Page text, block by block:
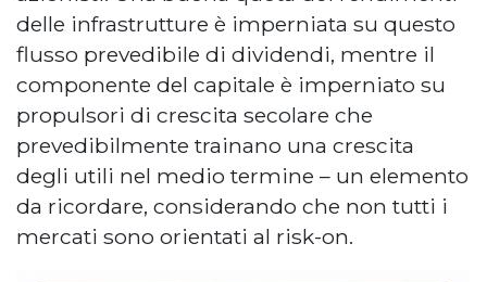
delle infrastrutture è imperniata su questo
flusso prevedibile di dividendi, mentre il
componente del capitale è imperniato su
propulsori di crescita secolare che
prevedibilmente trainano una crescita
degli utili nel medio termine – un elemento
da ricordare, considerando che non tutti i
mercati sono orientati al risk-on.